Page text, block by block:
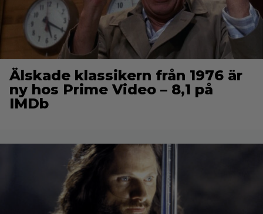
Älskade klassikern från 1976 är
ny hos Prime Video – 8,1 på
IMDb